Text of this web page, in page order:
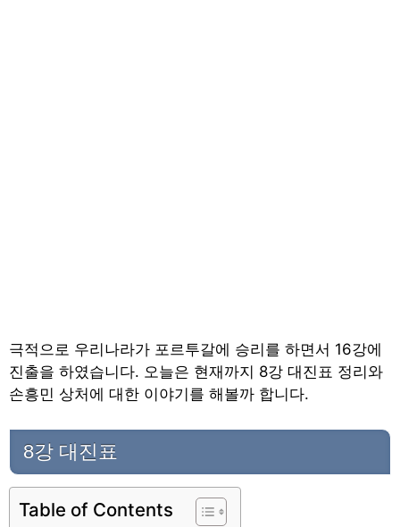
극적으로 우리나라가 포르투갈에 승리를 하면서 16강에
진출을 하였습니다. 오늘은 현재까지 8강 대진표 정리와
손흥민 상처에 대한 이야기를 해볼까 합니다.
8강 대진표
Table of Contents